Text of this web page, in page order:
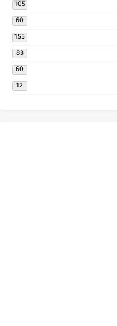
105
60
155
83
60
12